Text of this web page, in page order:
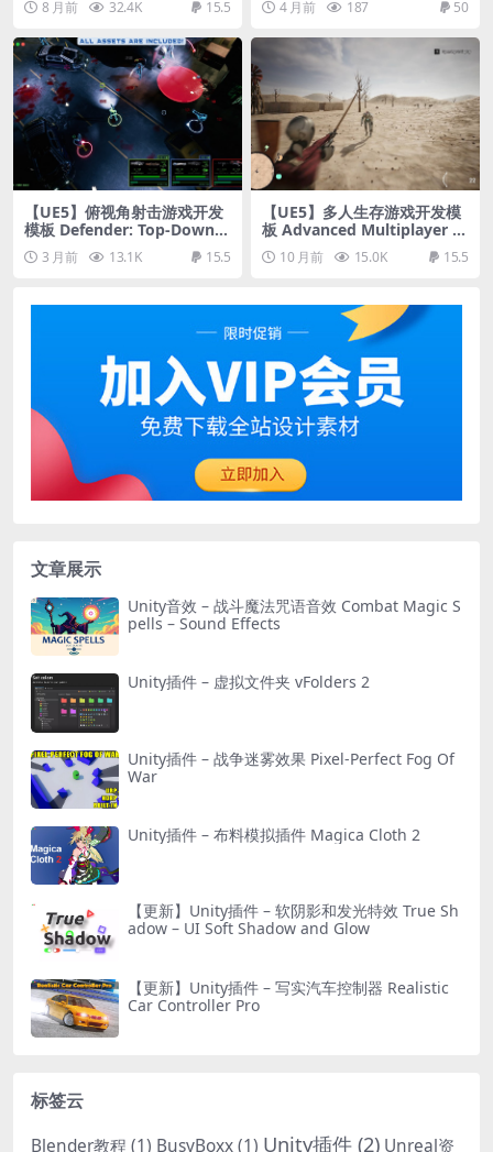
8 月前 32.4K 15.5 4 月前 187 50
【UE5】俯视角射击游戏开发
模板 Defender: Top-Down S
hooter v3.3
3 月前 13.1K 15.5
【UE5】多人生存游戏开发模
板 Advanced Multiplayer S
urvival Template V2
10 月前 15.0K 15.5
文章展示
Unity音效 – 战斗魔法咒语音效 Combat Magic S
pells – Sound Effects
Unity插件 – 虚拟文件夹 vFolders 2
Unity插件 – 战争迷雾效果 Pixel-Perfect Fog Of
War
Unity插件 – 布料模拟插件 Magica Cloth 2
【更新】Unity插件 – 软阴影和发光特效 True Sh
adow – UI Soft Shadow and Glow
【更新】Unity插件 – 写实汽车控制器 Realistic
Car Controller Pro
标签云
Blender教程 (1) BusyBoxx(1) Unity插件 (2) Unreal资